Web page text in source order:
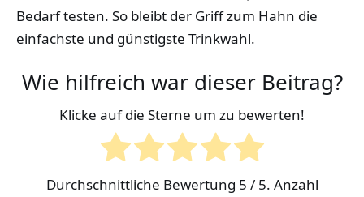
Bedarf testen. So bleibt der Griff zum Hahn die
einfachste und günstigste Trinkwahl.
Wie hilfreich war dieser Beitrag?
Klicke auf die Sterne um zu bewerten!
Durchschnittliche Bewertung 5 / 5. Anzahl